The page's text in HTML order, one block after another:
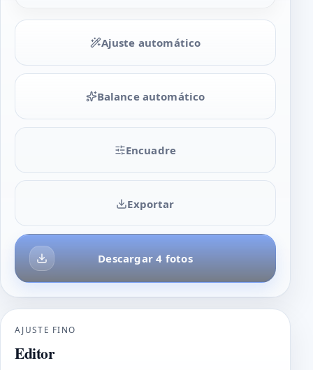
Ajuste automático
Balance automático
Encuadre
Descargar 4 fotos
Exportar
AJUSTE FINO
Editor